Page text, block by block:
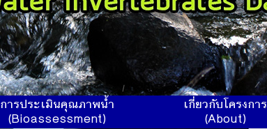
การประเมินคุณภาพน้ำ
(Bioassessment)
เกี่ยวกับโครงการ
(About)